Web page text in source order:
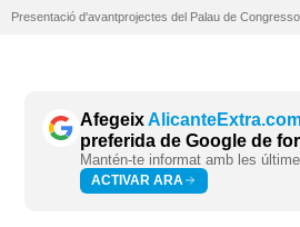
Presentació d'avantprojectes del Palau de
Afegeix
preferida de Google de
Mantén-te informat amb les
ACTIVAR ARA